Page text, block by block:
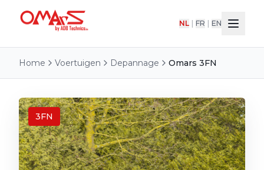
NL FR EN
Home Voertuigen Depannage Omars 3FN
3FN